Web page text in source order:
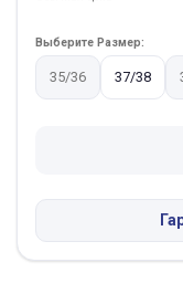
Выберите Размер:
35/36 37/38